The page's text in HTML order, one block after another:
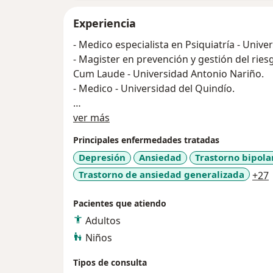
Experiencia
- Medico especialista en Psiquiatría -
- Magister en prevención y gestión del
Cum Laude - Universidad Antonio Nariño.
- Medico - Universidad del Quindío.
Me tomo el tiempo para escuchar a mis
Soy un profesional altamente capacitado
enfermedades mentales (Adicciones,
afectivo bipolar, esquizofrenia, Alzheimer y
un enfoque interdisciplinario e integrador.
Durante mi formación he tenido
universitaria, lo que me ha hecho
eventos nacionales e internacionales.
ver más
Principales enfermedades tratadas
Depresión Ansiedad Trastorno
Trastorno de ansiedad generalizada
+27
Pacientes que atiendo
Adultos
Niños
Tipos de consulta